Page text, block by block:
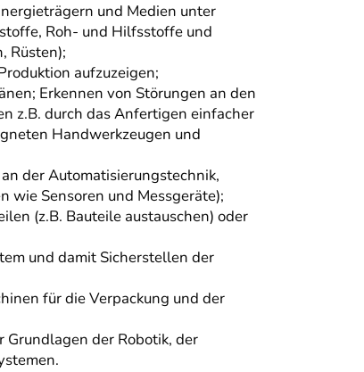
und Medien unter
Roh- und Hilfsstoffe und
Rüsten);
aufzuzeigen;
Erkennen von Störungen an den
z.B. durch das Anfertigen einfacher
Handwerkzeugen und
der Automatisierungstechnik,
wie Sensoren und Messgeräte);
(z.B. Bauteile austauschen) oder
und damit Sicherstellen der
für die Verpackung und der
der Robotik, der